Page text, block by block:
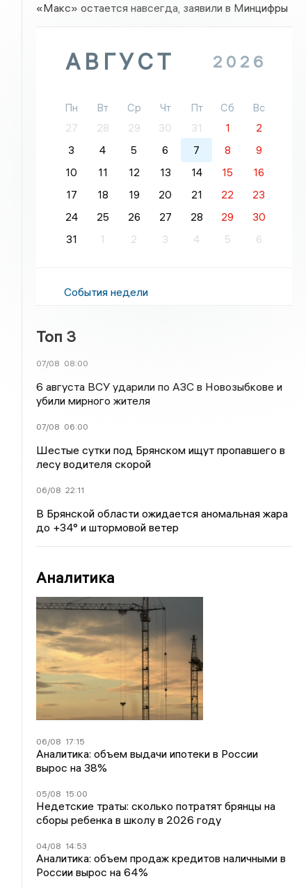
«Макс» остается навсегда, заявили в Минцифры
АВГУСТ 2026
Пн Вт Ср Чт Пт Сб
Вс
27
28 29 30 31 1
2
3
4 5 6 7 8
9
10
11 12 13 14 15
16
17
18 19 20 21 22
23
24
25 26 27 28 29
30
31
1 2 3 4 5 6
События недели
Топ 3
07/08 08:00
6 августа ВСУ ударили по АЗС в Новозыбкове и
убили мирного жителя
07/08 06:00
Шестые сутки под Брянском ищут пропавшего в
лесу водителя скорой
06/08 22:11
В Брянской области ожидается аномальная жара
до +34° и штормовой ветер
Аналитика
06/08 17:15
Аналитика: объем выдачи ипотеки в России
вырос на 38%
05/08 15:00
Недетские траты: сколько потратят брянцы на
сборы ребенка в школу в 2026 году
04/08 14:53
Аналитика: объем продаж кредитов наличными в
России вырос на 64%